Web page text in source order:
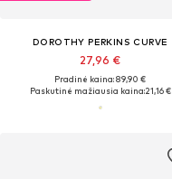
DOROTHY PERKINS CURVE
27,96 €
Pradinė kaina: 89,90 €
Paskutinė mažiausia kaina:21,16 €